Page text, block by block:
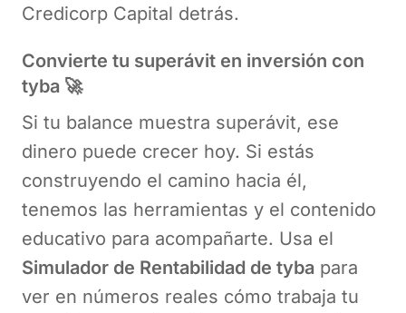
Credicorp Capital detrás.
Convierte tu superávit en inversión con
tyba 🚀
Si tu balance muestra superávit, ese
dinero puede crecer hoy. Si estás
construyendo el camino hacia él,
tenemos las herramientas y el contenido
educativo para acompañarte. Usa el
Simulador de Rentabilidad de tyba para
ver en números reales cómo trabaja tu